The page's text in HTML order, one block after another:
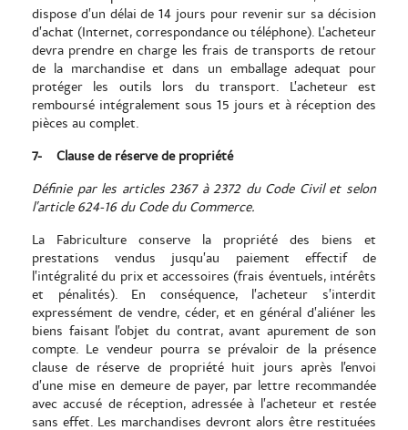
dispose d’un délai de 14 jours pour revenir sur sa décision
d’achat (Internet, correspondance ou téléphone). L’acheteur
devra prendre en charge les frais de transports de retour
de la marchandise et dans un emballage adequat pour
protéger les outils lors du transport. L’acheteur est
remboursé intégralement sous 15 jours et à réception des
pièces au complet.
7- Clause de réserve de propriété
Définie par les articles 2367 à 2372 du Code Civil et selon
l’article 624-16 du Code du Commerce.
La Fabriculture conserve la propriété des biens et
prestations vendus jusqu’au paiement effectif de
l’intégralité du prix et accessoires (frais éventuels, intérêts
et pénalités). En conséquence, l’acheteur s’interdit
expressément de vendre, céder, et en général d’aliéner les
biens faisant l’objet du contrat, avant apurement de son
compte. Le vendeur pourra se prévaloir de la présence
clause de réserve de propriété huit jours après l’envoi
d’une mise en demeure de payer, par lettre recommandée
avec accusé de réception, adressée à l’acheteur et restée
sans effet. Les marchandises devront alors être restituées